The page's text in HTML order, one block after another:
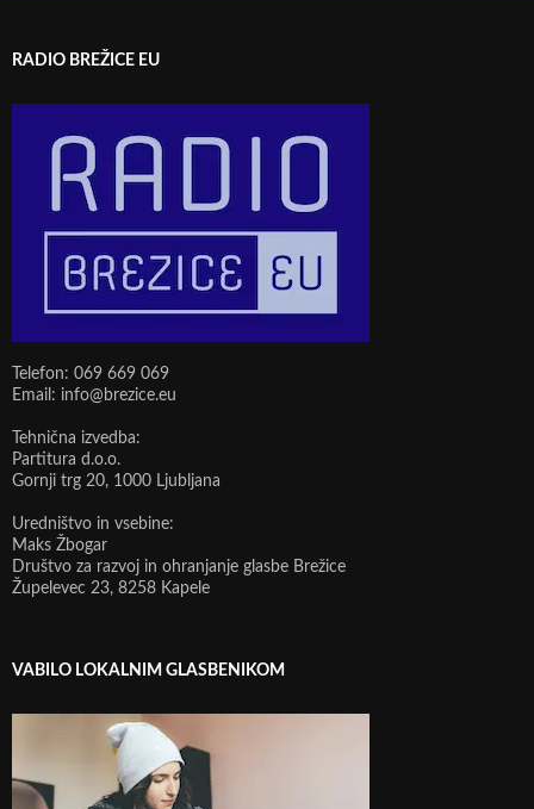
RADIO BREŽICE EU
Telefon: 069 669 069
Email: info@brezice.eu
Tehnična izvedba:
Partitura d.o.o.
Gornji trg 20, 1000 Ljubljana
Uredništvo in vsebine:
Maks Žbogar
Društvo za razvoj in ohranjanje glasbe Brežice
Župelevec 23, 8258 Kapele
VABILO LOKALNIM GLASBENIKOM